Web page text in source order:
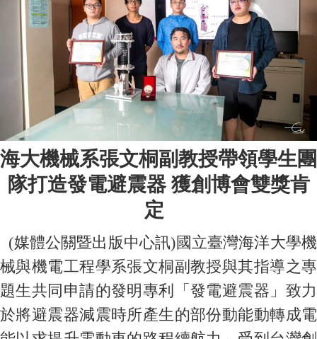
海大機械系張文桐副教授帶領學生團
隊打造發電避震器 獲創博會雙獎肯
定
(媒體公關暨出版中心訊)國立臺灣海洋大學機
械與機電工程學系張文桐副教授與其指導之專
題生共同申請的發明專利「發電避震器」致力
於將避震器減震時所產生的部份動能動轉成電